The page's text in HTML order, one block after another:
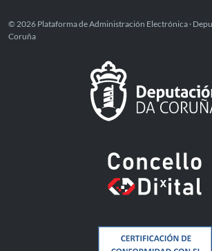
© 2026 Plataforma de Administración Electrónica ·
Coruña